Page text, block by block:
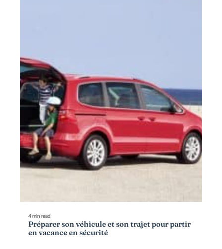
4 min read
Préparer son véhicule et son trajet pour partir
en vacance en sécurité